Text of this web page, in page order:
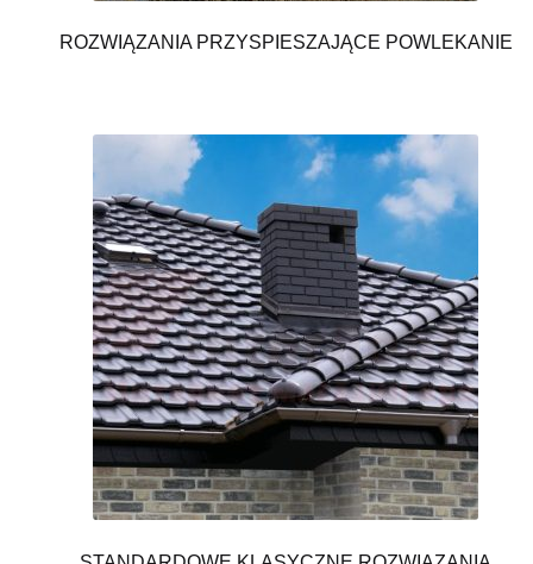
ROZWIĄZANIA PRZYSPIESZAJĄCE POWLEKANIE